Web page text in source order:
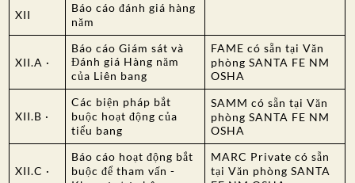
XII
Báo cáo đánh giá hàng
năm
XII.A ·
Báo cáo Giám sát và
Đánh giá Hàng năm
của Liên bang
FAME có sẵn tại Văn
phòng SANTA FE NM
OSHA
XII.B ·
Các biện pháp bắt
buộc hoạt động của
tiểu bang
SAMM có sẵn tại Văn
phòng SANTA FE NM
OSHA
XII.C ·
Báo cáo hoạt động bắt
buộc để tham vấn -
MARC Private có sẵn
tại Văn phòng SANTA